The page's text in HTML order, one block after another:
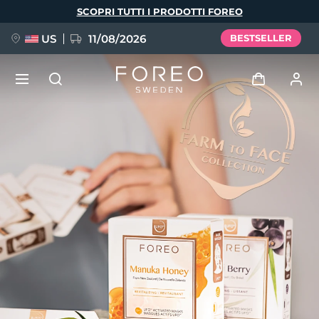
SCOPRI TUTTI I PRODOTTI FOREO
US 11/08/2026 BESTSELLER
Accedi
Profilo utente
I miei dispositivi
I miei ordini
I miei indirizzi
I miei abbonamenti
FAQ™ Pure Beauty-Tech Elixir
BREAKING NEWS
issa™ Teeth Whitening Set
English Deutsch
Español
Français
Italiano
Português
Polski
Svenska
Русский
简体中文 繁體中文